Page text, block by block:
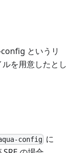
というリ
を用意したとし
config に